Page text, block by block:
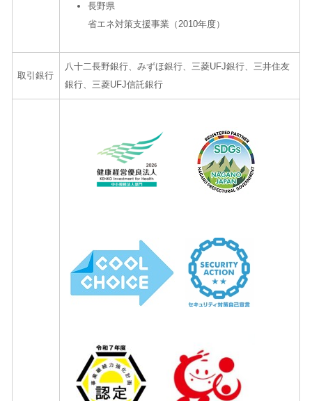
長野県
省エネ対策支援事業（2010年度）
取引銀行
八十二長野銀行、みずほ銀行、三菱UFJ銀行、三井住友
銀行、三菱UFJ信託銀行